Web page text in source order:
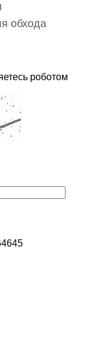
обхода
роботом